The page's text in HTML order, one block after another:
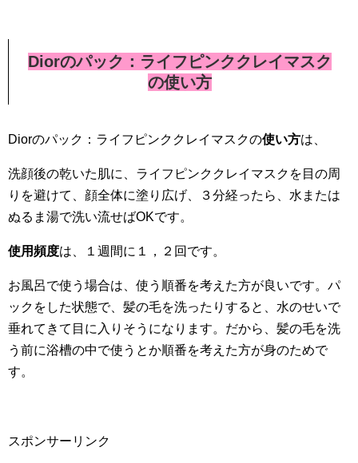
Diorのパック：ライフピンククレイマスク
の使い方
Diorのパック：ライフピンククレイマスクの使い方は、
洗顔後の乾いた肌に、ライフピンククレイマスクを目の周
りを避けて、顔全体に塗り広げ、３分経ったら、水または
ぬるま湯で洗い流せばOKです。
使用頻度は、１週間に１，２回です。
お風呂で使う場合は、使う順番を考えた方が良いです。パ
ックをした状態で、髪の毛を洗ったりすると、水のせいで
垂れてきて目に入りそうになります。だから、髪の毛を洗
う前に浴槽の中で使うとか順番を考えた方が身のためで
す。
スポンサーリンク